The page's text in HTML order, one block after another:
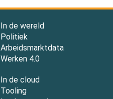
In de wereld
Politiek
Arbeidsmarktdata
Werken 4.0
In de cloud
Tooling